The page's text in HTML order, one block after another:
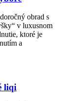
obrad s
v luxusnom
ktoré je
a
liqi